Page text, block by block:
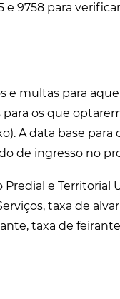
e 9758 para
e multas para
os que
A data base
de ingresso no
e Territorial
taxa de
taxa de